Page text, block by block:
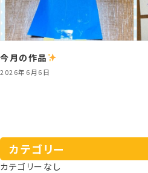
今月の作品
2026年6月6日
カテゴリー
カテゴリーなし